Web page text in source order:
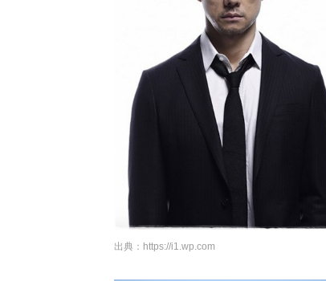
出典： https://i1.wp.com